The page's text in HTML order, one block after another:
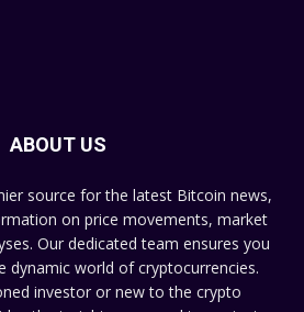
ABOUT US
source for the latest Bitcoin news,
on price movements, market
Our dedicated team ensures you
dynamic world of cryptocurrencies.
investor or new to the crypto